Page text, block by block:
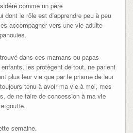
comme un père
dont le rôle est d’apprendre peu à peu
accompagner vers une vie adulte
dans ces mamans ou papas-
les protègent de tout, ne parlent
plus leur vie que par le prisme de leur
tenu à avoir ma vie à moi, mes
de ne faire de concession à ma vie
goutte.
semaine.